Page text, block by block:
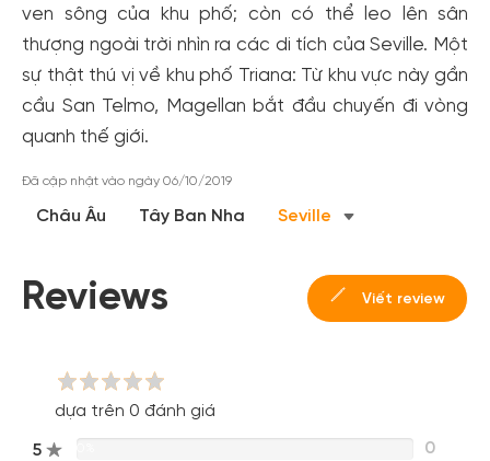
ven sông của khu phố; còn có thể leo lên sân
thượng ngoài trời nhìn ra các di tích của Seville. Một
sự thật thú vị về khu phố Triana: Từ khu vực này gần
cầu San Telmo, Magellan bắt đầu chuyến đi vòng
quanh thế giới.
Đã cập nhật vào ngày 06/10/2019
Châu Âu Tây Ban Nha Seville
Reviews Viết review
dựa trên 0 đánh giá
5 0
Đăng ký
Hoặc đăng nhập bằng
Đăng nhập Facebook
Đăng nhập Google